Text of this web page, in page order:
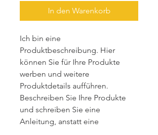
In den Warenkorb
Ich bin eine
Produktbeschreibung. Hier
können Sie für Ihre Produkte
werben und weitere
Produktdetails aufführen.
Beschreiben Sie Ihre Produkte
und schreiben Sie eine
Anleitung, anstatt eine